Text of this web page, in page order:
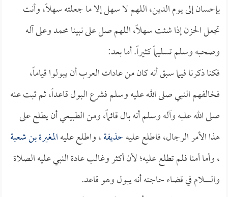
بإحسان إلى يوم الدين، اللهم لا سهل إلا ما جعلته سهلاً، وأنت
تجعل الحزن إذا شئت سهلاً، اللهم صل على نبينا محمد وعلى آله
وصحبه وسلم تسليماً كثيراً. أما بعد:
فكنا ذكرنا فيما سبق أنه كان من عادات العرب أن يبولوا قياماً،
فخالفهم النبي صلى الله عليه وسلم فشرع البول قاعداً، ثم ثبت عنه
صلى الله عليه وآله وسلم أنه بال قائماً، ومن الطبيعي أن يطلع على
هذا الأمر الرجال، فاطلع عليهحذيفة، واطلع عليهالمغيرة بن شعبة
، وأما أمنا فلم تطلع عليه؛ لأن أكثر وغالب عادة النبي عليه الصلاة
والسلام في قضاء حاجته أنه يبول وهو قاعد.